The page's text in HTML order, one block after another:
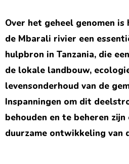
Over het geheel genomen
de Mbarali rivier een
hulpbron in Tanzania, die
de lokale landbouw,
levensonderhoud van de
Inspanningen om dit
behouden en te beheren
duurzame ontwikkeling van